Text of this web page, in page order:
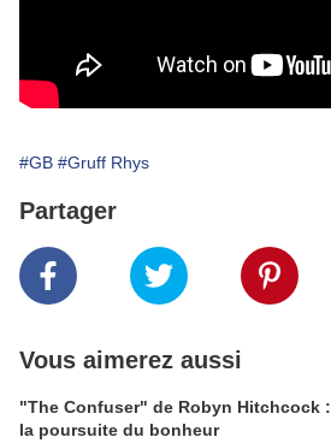
#GB #Gruff Rhys
Partager
Vous aimerez aussi
"The Confuser" de Robyn Hitchcock :
la poursuite du bonheur